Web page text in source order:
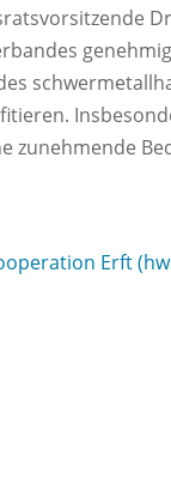
zunehmende
Erft